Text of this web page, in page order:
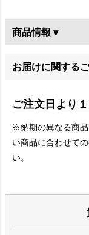
商品情報 ▾
お届けに関する
ご注文日より
※納期の異なる商
い商品に合わせて
い。